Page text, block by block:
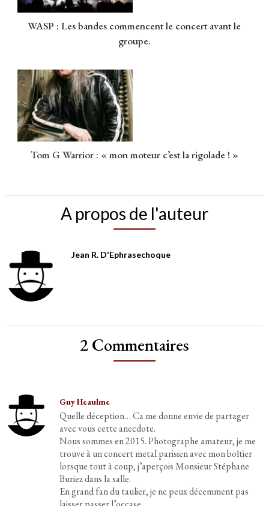
WASP : Les bandes commencent le concert avant le
groupe.
Tom G Warrior : « mon moteur c’est la rigolade ! »
A propos de l'auteur
Jean R. D'Ephrasechoque
2 Commentaires
Guy Heaulme
Quelle déception… Ca me donne envie de partager
avec vous cette anecdote.
Nous sommes en 2015. Photographe amateur, je me
trouve à un concert metal parisien avec mon boîtier
lorsque tout à coup, j’aperçois Monsieur Stéphane
Buriez dans la salle.
En grand fan du taulier, je ne peux décemment pas